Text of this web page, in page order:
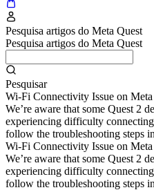
Pesquisa artigos do Meta Quest
Pesquisa artigos do Meta Quest
Pesquisar
Wi-Fi Connectivity Issue on Meta
We’re aware that some Quest 2
experiencing difficulty
follow the troubleshooting steps
Wi-Fi Connectivity Issue on Meta
We’re aware that some Quest 2
experiencing difficulty
follow the troubleshooting steps